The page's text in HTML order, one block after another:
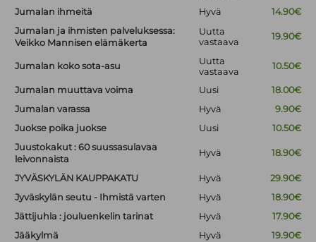
Jumalan ihmeitä Hyvä
14.90€
Jumalan ja ihmisten palveluksessa:
Veikko Mannisen elämäkerta
Uutta
vastaava
19.90€
Jumalan koko sota-asu
Uutta
vastaava
10.50€
Jumalan muuttava voima Uusi
18.00€
Jumalan varassa
Hyvä
9.90€
Juokse poika juokse
Uusi
10.50€
Juustokakut : 60 suussasulavaa
leivonnaista
Hyvä 18.90€
JYVÄSKYLÄN KAUPPAKATU Hyvä
29.90€
Jyväskylän seutu - Ihmistä varten
Hyvä
18.90€
Jättijuhla : jouluenkelin tarinat
Hyvä
17.90€
Jääkylmä
Hyvä
19.90€